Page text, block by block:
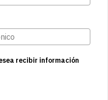
recibir información